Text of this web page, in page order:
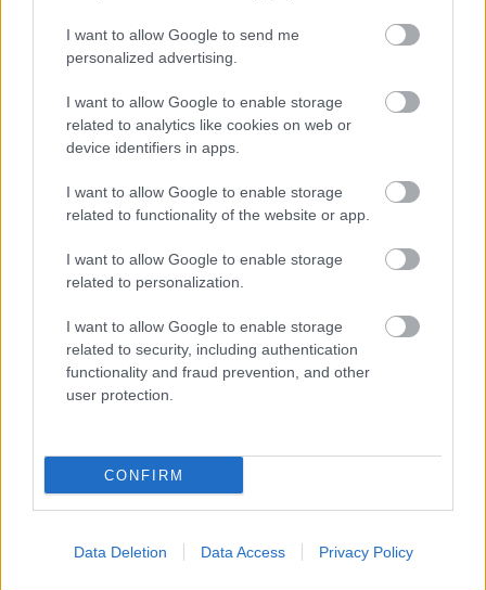
I want to allow Google to send me
personalized advertising.
I want to allow Google to enable storage
related to analytics like cookies on web or
device identifiers in apps.
I want to allow Google to enable storage
related to functionality of the website or app.
I want to allow Google to enable storage
related to personalization.
I want to allow Google to enable storage
related to security, including authentication
functionality and fraud prevention, and other
user protection.
CONFIRM
Data Deletion Data Access Privacy Policy
HIRDETÉS
HIRDETÉS
LEGOLVASOTTABB
Paks II.: Mit jelent az 5. blokk új
mérföldköve a felülvizsgálat
árnyékában?
Fontos a postaládákba költöző
széncinegék védelme
Amire többmillióan vártunk: szombattól
másodfokúra csökken a riasztás